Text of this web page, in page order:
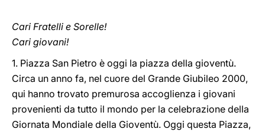
Cari Fratelli e Sorelle!
Cari giovani!
1. Piazza San Pietro è oggi la piazza della gioventù.
Circa un anno fa, nel cuore del Grande Giubileo 2000,
qui hanno trovato premurosa accoglienza i giovani
provenienti da tutto il mondo per la celebrazione della
Giornata Mondiale della Gioventù. Oggi questa Piazza,